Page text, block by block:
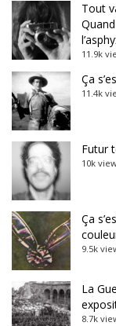
Tout
11.9k
Ça
11.4k
Futur
10k
Ça
9.5k
La
8.7k